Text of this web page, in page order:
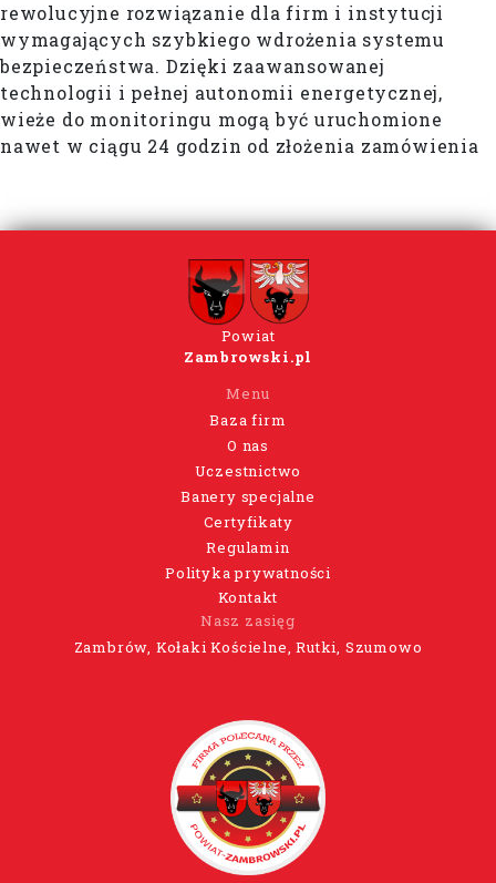
rewolucyjne rozwiązanie dla firm i instytucji
wymagających szybkiego wdrożenia systemu
bezpieczeństwa. Dzięki zaawansowanej
technologii i pełnej autonomii energetycznej,
wieże do monitoringu mogą być uruchomione
nawet w ciągu 24 godzin od złożenia zamówienia
Powiat
Zambrowski.pl
Menu
Baza firm
O nas
Uczestnictwo
Banery specjalne
Certyfikaty
Regulamin
Polityka prywatności
Kontakt
Nasz zasięg
Zambrów, Kołaki Kościelne, Rutki, Szumowo